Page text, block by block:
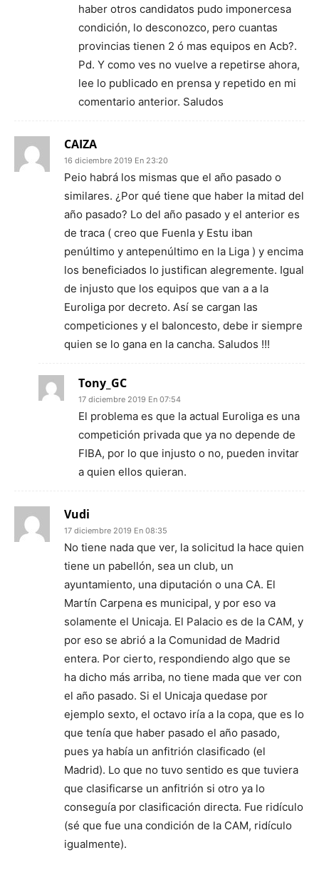
haber otros candidatos pudo imponercesa
condición, lo desconozco, pero cuantas
provincias tienen 2 ó mas equipos en Acb?.
Pd. Y como ves no vuelve a repetirse ahora,
lee lo publicado en prensa y repetido en mi
comentario anterior. Saludos
CAIZA
16 diciembre 2019 En 23:20
Peio habrá los mismas que el año pasado o
similares. ¿Por qué tiene que haber la mitad del
año pasado? Lo del año pasado y el anterior es
de traca ( creo que Fuenla y Estu iban
penúltimo y antepenúltimo en la Liga ) y encima
los beneficiados lo justifican alegremente. Igual
de injusto que los equipos que van a a la
Euroliga por decreto. Así se cargan las
competiciones y el baloncesto, debe ir siempre
quien se lo gana en la cancha. Saludos !!!
Tony_GC
17 diciembre 2019 En 07:54
El problema es que la actual Euroliga es una
competición privada que ya no depende de
FIBA, por lo que injusto o no, pueden invitar
a quien ellos quieran.
Vudi
17 diciembre 2019 En 08:35
No tiene nada que ver, la solicitud la hace quien
tiene un pabellón, sea un club, un
ayuntamiento, una diputación o una CA. El
Martín Carpena es municipal, y por eso va
solamente el Unicaja. El Palacio es de la CAM, y
por eso se abrió a la Comunidad de Madrid
entera. Por cierto, respondiendo algo que se
ha dicho más arriba, no tiene mada que ver con
el año pasado. Si el Unicaja quedase por
ejemplo sexto, el octavo iría a la copa, que es lo
que tenía que haber pasado el año pasado,
pues ya había un anfitrión clasificado (el
Madrid). Lo que no tuvo sentido es que tuviera
que clasificarse un anfitrión si otro ya lo
conseguía por clasificación directa. Fue ridículo
(sé que fue una condición de la CAM, ridículo
igualmente).